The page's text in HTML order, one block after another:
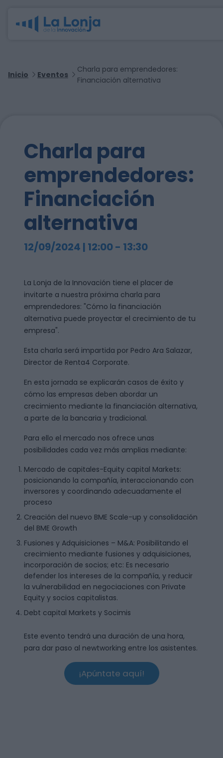
Inicio Eventos
Charla para emprendedores:
Financiación alternativa
Charla para
emprendedores:
Financiación
alternativa
12/09/2024 | 12:00- 13:30
La Lonja de la Innovación tiene el placer de
invitarte a nuestra próxima charla para
emprendedores: "Cómo la financiación
alternativa puede proyectar el crecimiento de tu
empresa".
Esta charla será impartida por Pedro Ara Salazar,
Director de Renta4 Corporate.
En esta jornada se explicarán casos de éxito y
cómo las empresas deben abordar un
crecimiento mediante la financiación alternativa,
a parte de la bancaria y tradicional.
Para ello el mercado nos ofrece unas
posibilidades cada vez más amplias mediante:
Mercado de capitales-Equity capital Markets:
posicionando la compañía, interaccionando con
inversores y coordinando adecuadamente el
proceso
Creación del nuevo BME Scale-up y consolidación
del BME Growth
Fusiones y Adquisiciones – M&A: Posibilitando el
crecimiento mediante fusiones y adquisiciones,
incorporación de socios; etc: Es necesario
defender los intereses de la compañía, y reducir
la vulnerabilidad en negociaciones con Private
Equity y socios capitalistas.
Debt capital Markets y Socimis
Este evento tendrá una duración de una hora,
para dar paso al newtworking entre los asistentes.
¡Apúntate aquí!